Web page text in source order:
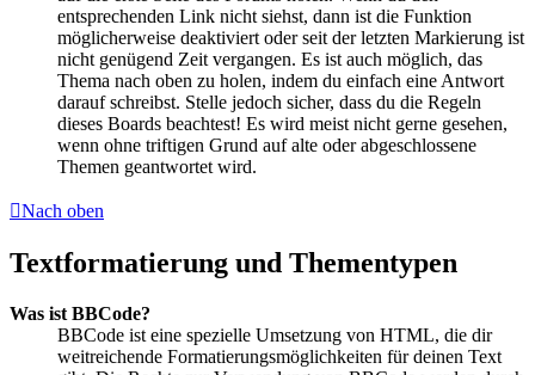
entsprechenden Link nicht siehst, dann ist die Funktion
möglicherweise deaktiviert oder seit der letzten Markierung ist
nicht genügend Zeit vergangen. Es ist auch möglich, das
Thema nach oben zu holen, indem du einfach eine Antwort
darauf schreibst. Stelle jedoch sicher, dass du die Regeln
dieses Boards beachtest! Es wird meist nicht gerne gesehen,
wenn ohne triftigen Grund auf alte oder abgeschlossene
Themen geantwortet wird.
Nach oben
Textformatierung und Thementypen
Was ist BBCode?
BBCode ist eine spezielle Umsetzung von HTML, die dir
weitreichende Formatierungsmöglichkeiten für deinen Text